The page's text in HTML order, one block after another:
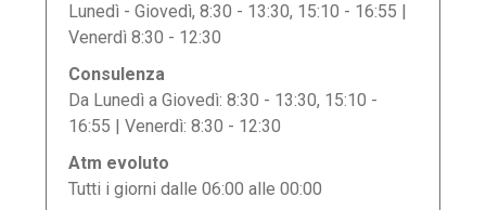
Lunedì - Giovedì, 8:30 - 13:30, 15:10 - 16:55 |
Venerdì 8:30 - 12:30
Consulenza
Da Lunedì a Giovedì: 8:30 - 13:30, 15:10 -
16:55 | Venerdì: 8:30 - 12:30
Atm evoluto
Tutti i giorni dalle 06:00 alle 00:00